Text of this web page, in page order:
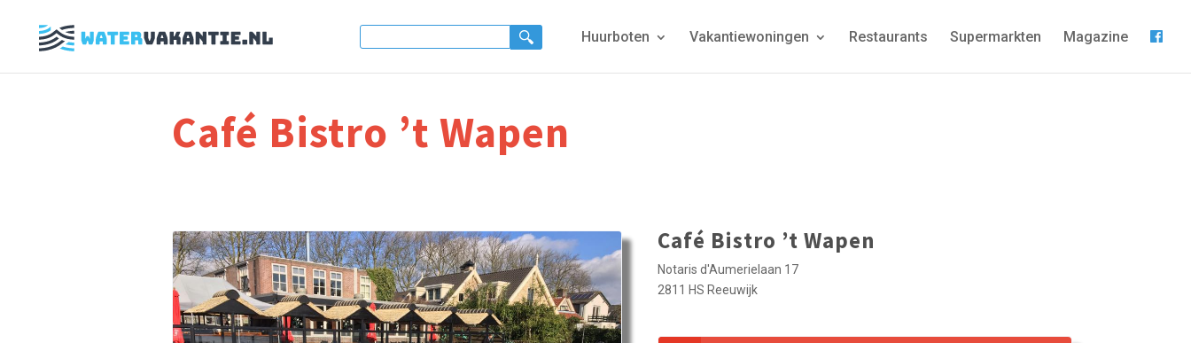
Huurboten Vakantiewoningen Restaurants Supermarkten Magazine
Café Bistro ’t Wapen
Café Bistro ’t Wapen
Notaris d'Aumerielaan 17
2811 HS Reeuwijk